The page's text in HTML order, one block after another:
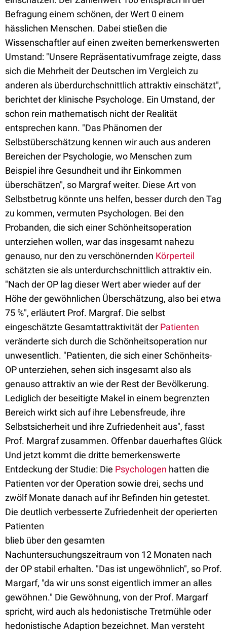
Befragung einem schönen, der Wert 0 einem
hässlichen Menschen. Dabei stießen die
Wissenschaftler auf einen zweiten bemerkenswerten
Umstand: "Unsere Repräsentativumfrage zeigte, dass
sich die Mehrheit der Deutschen im Vergleich zu
anderen als überdurchschnittlich attraktiv einschätzt",
berichtet der klinische Psychologe. Ein Umstand, der
schon rein mathematisch nicht der Realität
entsprechen kann. "Das Phänomen der
Selbstüberschätzung kennen wir auch aus anderen
Bereichen der Psychologie, wo Menschen zum
Beispiel ihre Gesundheit und ihr Einkommen
überschätzen", so Margraf weiter. Diese Art von
Selbstbetrug könnte uns helfen, besser durch den Tag
zu kommen, vermuten Psychologen. Bei den
Probanden, die sich einer Schönheitsoperation
unterziehen wollen, war das insgesamt nahezu
genauso, nur den zu verschönernden Körperteil
schätzten sie als unterdurchschnittlich attraktiv ein.
"Nach der OP lag dieser Wert aber wieder auf der
Höhe der gewöhnlichen Überschätzung, also bei etwa
75 %", erläutert Prof. Margraf. Die selbst
eingeschätzte Gesamtattraktivität der Patienten
veränderte sich durch die Schönheitsoperation nur
unwesentlich. "Patienten, die sich einer Schönheits-
OP unterziehen, sehen sich insgesamt also als
genauso attraktiv an wie der Rest der Bevölkerung.
Lediglich der beseitigte Makel in einem begrenzten
Bereich wirkt sich auf ihre Lebensfreude, ihre
Selbstsicherheit und ihre Zufriedenheit aus", fasst
Prof. Margraf zusammen. Offenbar dauerhaftes Glück
Und jetzt kommt die dritte bemerkenswerte
Entdeckung der Studie: Die Psychologen hatten die
Patienten vor der Operation sowie drei, sechs und
zwölf Monate danach auf ihr Befinden hin getestet.
Die deutlich verbesserte Zufriedenheit der operierten
Patienten
blieb über den gesamten
Nachuntersuchungszeitraum von 12 Monaten nach
der OP stabil erhalten. "Das ist ungewöhnlich", so Prof.
Margarf, "da wir uns sonst eigentlich immer an alles
gewöhnen." Die Gewöhnung, von der Prof. Margarf
spricht, wird auch als hedonistische Tretmühle oder
hedonistische Adaption bezeichnet. Man versteht